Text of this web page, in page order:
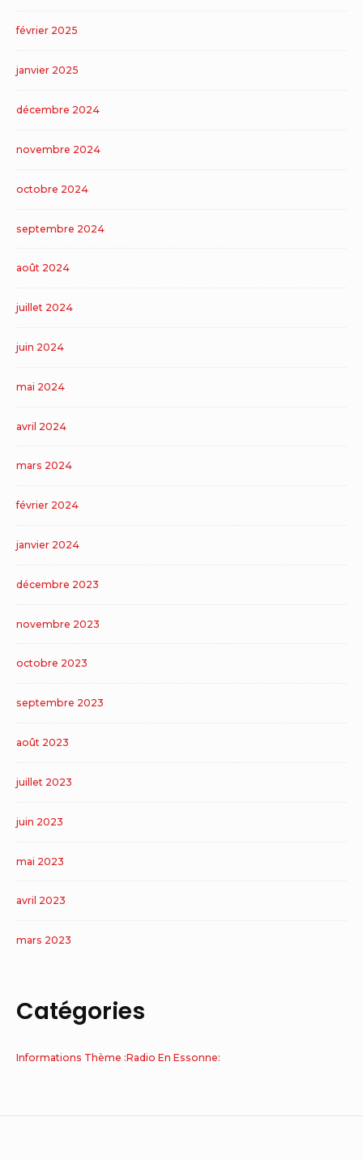
février 2025
janvier 2025
décembre 2024
novembre 2024
octobre 2024
septembre 2024
août 2024
juillet 2024
juin 2024
mai 2024
avril 2024
mars 2024
février 2024
janvier 2024
décembre 2023
novembre 2023
octobre 2023
septembre 2023
août 2023
juillet 2023
juin 2023
mai 2023
avril 2023
mars 2023
Catégories
Informations Thème :Radio En Essonne: